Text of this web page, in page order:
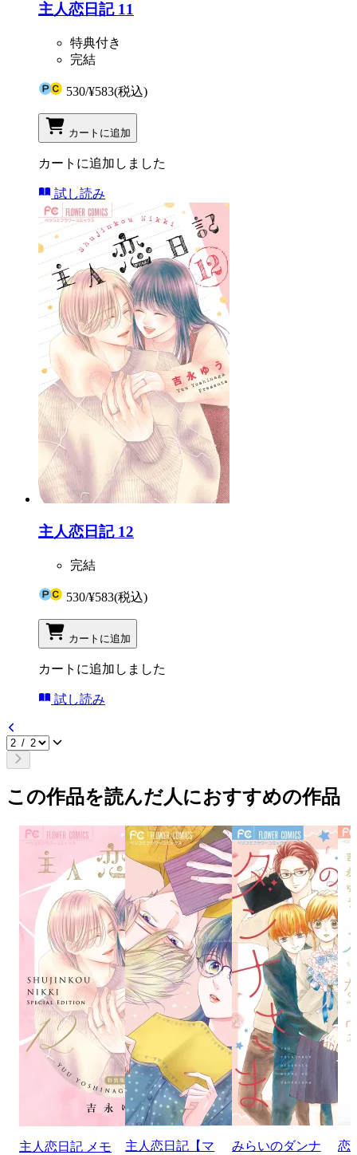
主人恋日記 11
特典付き
完結
530/¥583(税込)
カートに追加
カートに追加しました
試し読み
主人恋日記 12
完結
530/¥583(税込)
カートに追加
カートに追加しました
試し読み
この作品を読んだ人におすすめの作品
主人恋日記 メモ
主人恋日記【マ
みらいのダンナ
恋